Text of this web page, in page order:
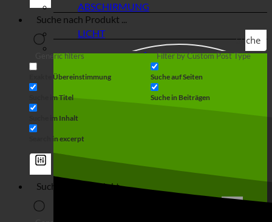
Suche
Generic filters
Exakte Übereinstimmung
Suche im Titel
Suche im Inhalt
Search in excerpt
Filter by Custom Post Type
Suche auf Seiten
Suche in Beiträgen
ABSCHIRMUNG
LICHT